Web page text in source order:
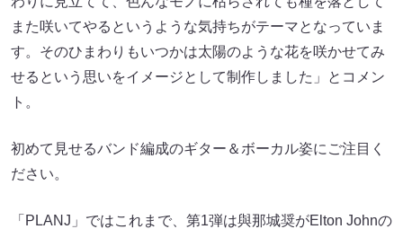
また咲いてやるというような気持ちがテーマとなっていま
す。そのひまわりもいつかは太陽のような花を咲かせてみ
せるという思いをイメージとして制作しました」とコメン
ト。
初めて見せるバンド編成のギター＆ボーカル姿にご注目く
ださい。
「PLANJ」ではこれまで、第1弾は與那城奨がElton Johnの